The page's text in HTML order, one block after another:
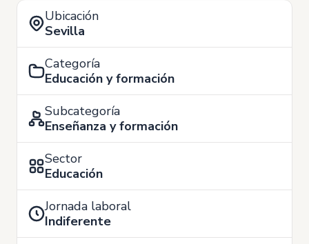
Ubicación
Sevilla
Categoría
Educación y formación
Subcategoría
Enseñanza y formación
Sector
Educación
Jornada laboral
Indiferente